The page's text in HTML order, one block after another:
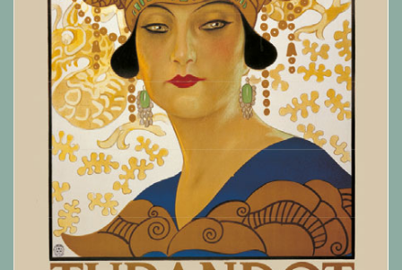
Schlüsselanhänger
Schreibwaren
Spiele / Kinder
Textilien
Weihnachten
bauxili
The Heart Bear
Stringlies
Alle Produkte anzeigen